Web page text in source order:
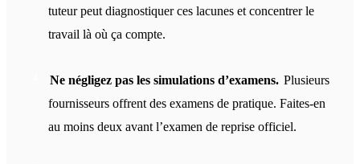
tuteur peut diagnostiquer ces lacunes et concentrer le
travail là où ça compte.
Ne négligez pas les simulations d’examens. Plusieurs
fournisseurs offrent des examens de pratique. Faites-en
au moins deux avant l’examen de reprise officiel.